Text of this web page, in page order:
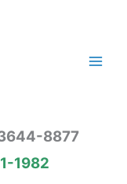
8877
1982